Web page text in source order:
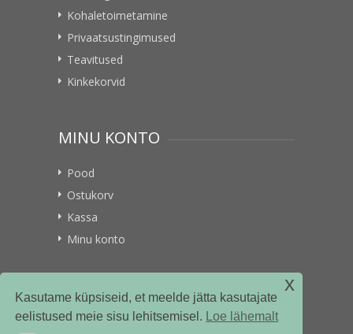
Kasutame küpsiseid, et meelde jätta kasutajate
eelistused meie sisu lehitsemisel. Loe lähemalt
x
Kohaletoimetamine
Privaatsustingimused
Teavitused
Kinkekorvid
MINU KONTO
Pood
Ostukorv
Kassa
Minu konto
VITAMIINIKULLER.EE